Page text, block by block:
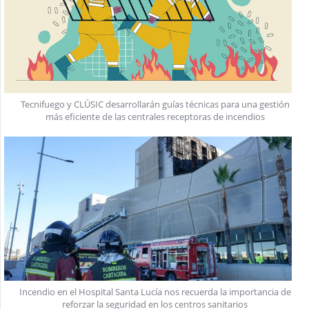
Tecnifuego y CLÚSIC desarrollarán guías técnicas para una gestión
más eficiente de las centrales receptoras de incendios
Incendio en el Hospital Santa Lucía nos recuerda la importancia de
reforzar la seguridad en los centros sanitarios